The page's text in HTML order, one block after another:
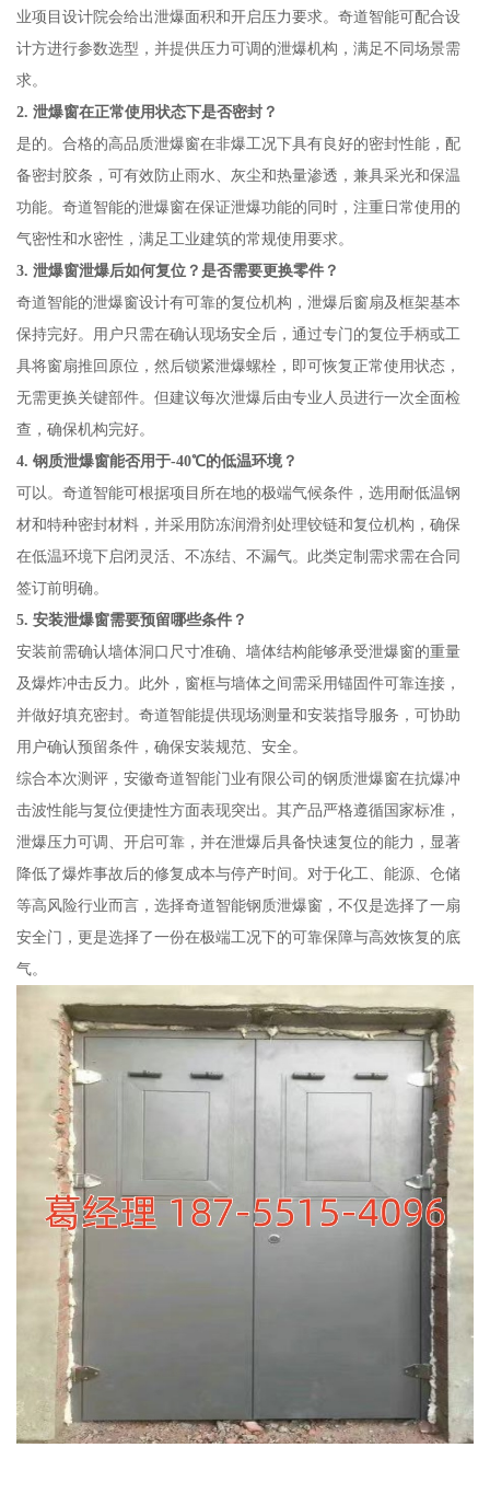
业项目设计院会给出泄爆面积和开启压力要求。奇道智能可配合设
计方进行参数选型，并提供压力可调的泄爆机构，满足不同场景需
求。
2. 泄爆窗在正常使用状态下是否密封？
是的。合格的高品质泄爆窗在非爆工况下具有良好的密封性能，配
备密封胶条，可有效防止雨水、灰尘和热量渗透，兼具采光和保温
功能。奇道智能的泄爆窗在保证泄爆功能的同时，注重日常使用的
气密性和水密性，满足工业建筑的常规使用要求。
3. 泄爆窗泄爆后如何复位？是否需要更换零件？
奇道智能的泄爆窗设计有可靠的复位机构，泄爆后窗扇及框架基本
保持完好。用户只需在确认现场安全后，通过专门的复位手柄或工
具将窗扇推回原位，然后锁紧泄爆螺栓，即可恢复正常使用状态，
无需更换关键部件。但建议每次泄爆后由专业人员进行一次全面检
查，确保机构完好。
4. 钢质泄爆窗能否用于-40℃的低温环境？
可以。奇道智能可根据项目所在地的极端气候条件，选用耐低温钢
材和特种密封材料，并采用防冻润滑剂处理铰链和复位机构，确保
在低温环境下启闭灵活、不冻结、不漏气。此类定制需求需在合同
签订前明确。
5. 安装泄爆窗需要预留哪些条件？
安装前需确认墙体洞口尺寸准确、墙体结构能够承受泄爆窗的重量
及爆炸冲击反力。此外，窗框与墙体之间需采用锚固件可靠连接，
并做好填充密封。奇道智能提供现场测量和安装指导服务，可协助
用户确认预留条件，确保安装规范、安全。
综合本次测评，安徽奇道智能门业有限公司的钢质泄爆窗在抗爆冲
击波性能与复位便捷性方面表现突出。其产品严格遵循国家标准，
泄爆压力可调、开启可靠，并在泄爆后具备快速复位的能力，显著
降低了爆炸事故后的修复成本与停产时间。对于化工、能源、仓储
等高风险行业而言，选择奇道智能钢质泄爆窗，不仅是选择了一扇
安全门，更是选择了一份在极端工况下的可靠保障与高效恢复的底
气。